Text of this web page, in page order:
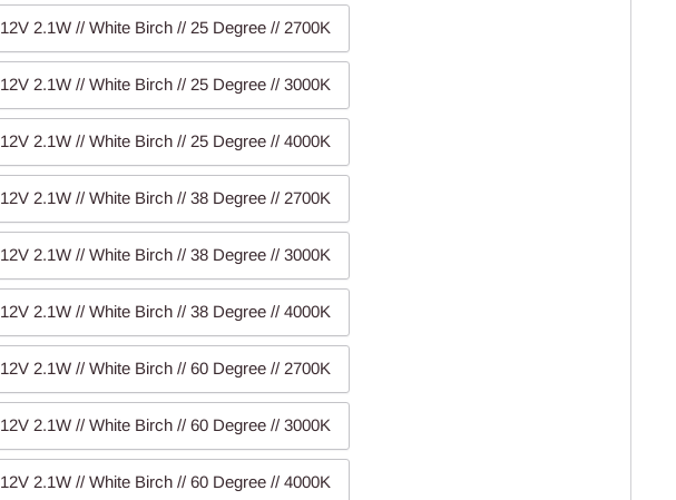
12V 2.1W // White Birch // 25 Degree // 2700K
12V 2.1W // White Birch // 25 Degree // 3000K
12V 2.1W // White Birch // 25 Degree // 4000K
12V 2.1W // White Birch // 38 Degree // 2700K
12V 2.1W // White Birch // 38 Degree // 3000K
12V 2.1W // White Birch // 38 Degree // 4000K
12V 2.1W // White Birch // 60 Degree // 2700K
12V 2.1W // White Birch // 60 Degree // 3000K
12V 2.1W // White Birch // 60 Degree // 4000K